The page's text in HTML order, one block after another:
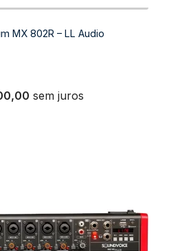
MX 802R – LL Audio
sem juros